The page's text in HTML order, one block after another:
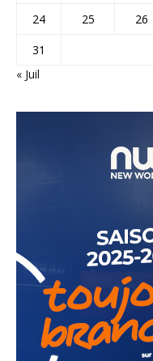
24
25 26
31
« Juil